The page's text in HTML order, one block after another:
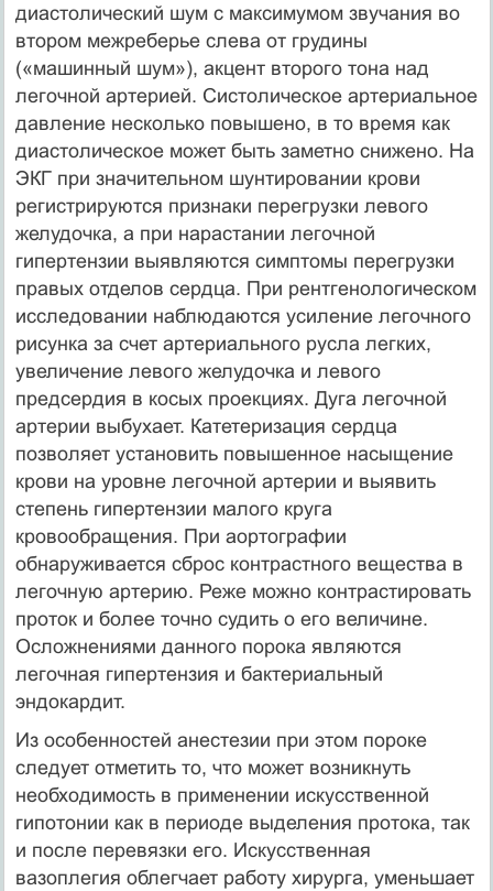
диастолический шум с максимумом звучания во
втором межреберье слева от грудины
(«машинный шум»), акцент второго тона над
легочной артерией. Систолическое артериальное
давление несколько повышено, в то время как
диастолическое может быть заметно снижено. На
ЭКГ при значительном шунтировании крови
регистрируются признаки перегрузки левого
желудочка, а при нарастании легочной
гипертензии выявляются симптомы перегрузки
правых отделов сердца. При рентгенологическом
исследовании наблюдаются усиление легочного
рисунка за счет артериального русла легких,
увеличение левого желудочка и левого
предсердия в косых проекциях. Дуга легочной
артерии выбухает. Катетеризация сердца
позволяет установить повышенное насыщение
крови на уровне легочной артерии и выявить
степень гипертензии малого круга
кровообращения. При аортографии
обнаруживается сброс контрастного вещества в
легочную артерию. Реже можно контрастировать
проток и более точно судить о его величине.
Осложнениями данного порока являются
легочная гипертензия и бактериальный
эндокардит.
Из особенностей анестезии при этом пороке
следует отметить то, что может возникнуть
необходимость в применении искусственной
гипотонии как в периоде выделения протока, так
и после перевязки его. Искусственная
вазоплегия облегчает работу хирурга, уменьшает